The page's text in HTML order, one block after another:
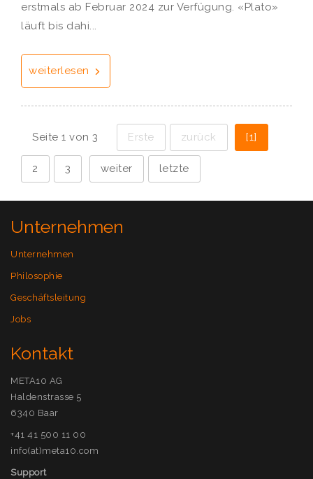
erstmals ab Februar 2024 zur Verfügung. «Plato»
läuft bis dahi...
weiterlesen
Seite 1 von 3 Erste zurück [1]
2 3 weiter letzte
Unternehmen
Unternehmen
Philosophie
Geschäftsleitung
Jobs
Kontakt
META10 AG
Haldenstrasse 5
6340 Baar
+41 41 500 11 00
info(at)meta10.com
Support